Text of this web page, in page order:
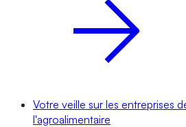
Votre veille sur les entreprises
l'agroalimentaire